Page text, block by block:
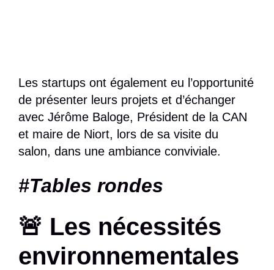
Les startups ont également eu l’opportunité
de présenter leurs projets et d’échanger
avec Jérôme Baloge, Président de la CAN
et maire de Niort, lors de sa visite du
salon, dans une ambiance conviviale.
#Tables rondes
🚨 Les nécessités
environnementales